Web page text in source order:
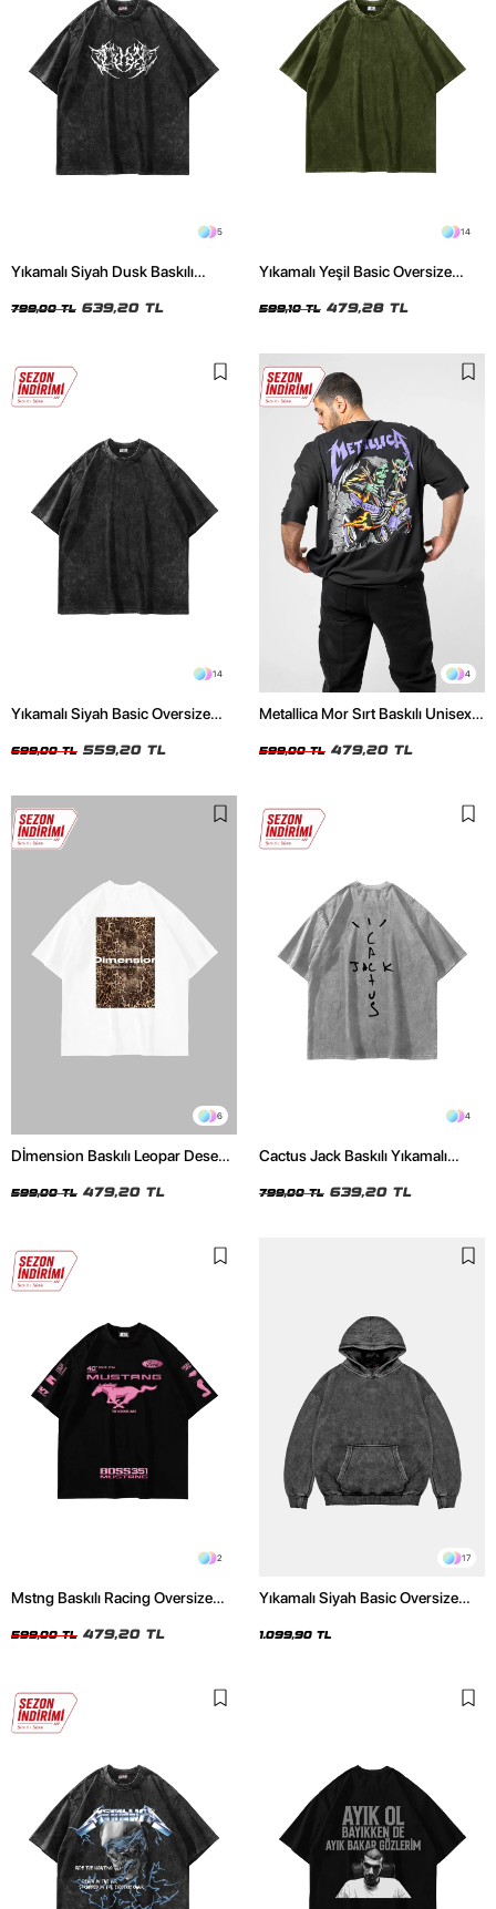
5
Yıkamalı Siyah Dusk Baskılı
799,00 TL 639,20 TL
14
Yıkamalı Yeşil Basic Oversize
599,10 TL 479,28 TL
14
Yıkamalı Siyah Basic Oversize
699,00 TL 559,20 TL
4
Metallica Mor Sırt Baskılı Unisex
599,00 TL 479,20 TL
6
Dİmension Baskılı Leopar Desenli
Tshirt
599,00 TL 479,20 TL
4
Cactus Jack Baskılı Yıkamalı
799,00 TL 639,20 TL
2
Mstng Baskılı Racing Oversize
599,00 TL 479,20 TL
17
Yıkamalı Siyah Basic Oversize
1.099,90 TL